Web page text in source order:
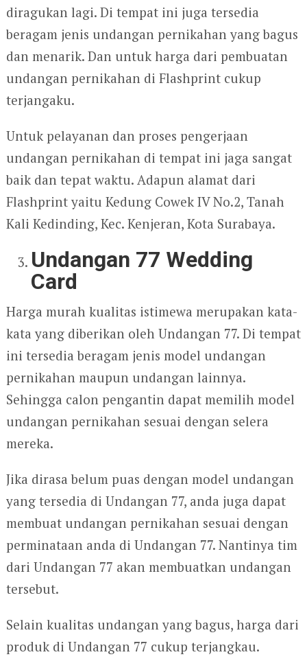
diragukan lagi. Di tempat ini juga tersedia
beragam jenis undangan pernikahan yang bagus
dan menarik. Dan untuk harga dari pembuatan
undangan pernikahan di Flashprint cukup
terjangaku.
Untuk pelayanan dan proses pengerjaan
undangan pernikahan di tempat ini jaga sangat
baik dan tepat waktu. Adapun alamat dari
Flashprint yaitu Kedung Cowek IV No.2, Tanah
Kali Kedinding, Kec. Kenjeran, Kota Surabaya.
Undangan 77 Wedding
Card
Harga murah kualitas istimewa merupakan kata-
kata yang diberikan oleh Undangan 77. Di tempat
ini tersedia beragam jenis model undangan
pernikahan maupun undangan lainnya.
Sehingga calon pengantin dapat memilih model
undangan pernikahan sesuai dengan selera
mereka.
Jika dirasa belum puas dengan model undangan
yang tersedia di Undangan 77, anda juga dapat
membuat undangan pernikahan sesuai dengan
perminataan anda di Undangan 77. Nantinya tim
dari Undangan 77 akan membuatkan undangan
tersebut.
Selain kualitas undangan yang bagus, harga dari
produk di Undangan 77 cukup terjangkau.